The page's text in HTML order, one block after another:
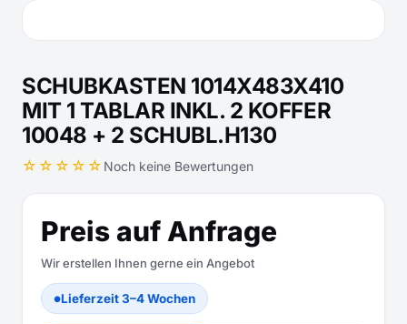
SCHUBKASTEN 1014X483X410
MIT 1 TABLAR INKL. 2 KOFFER
10048 + 2 SCHUBL.H130
☆☆☆☆☆ Noch keine Bewertungen
Preis auf Anfrage
Wir erstellen Ihnen gerne ein Angebot
●Lieferzeit 3–4 Wochen